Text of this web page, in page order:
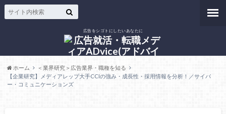
広告をシゴトにしたいあなたに
ホーム
＜業界研究＞広告業界・職種を知る
【企業研究】メディアレップ大手CCIの強み・成長性・採用情報を分析！／サイバ
ー・コミュニケーションズ